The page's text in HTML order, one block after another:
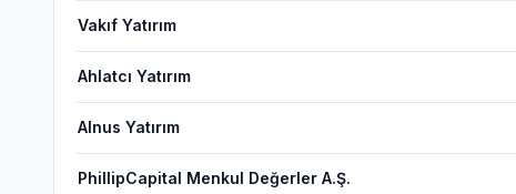
Vakıf Yatırım
Ahlatcı Yatırım
Alnus Yatırım
PhillipCapital Menkul Değerler A.Ş.